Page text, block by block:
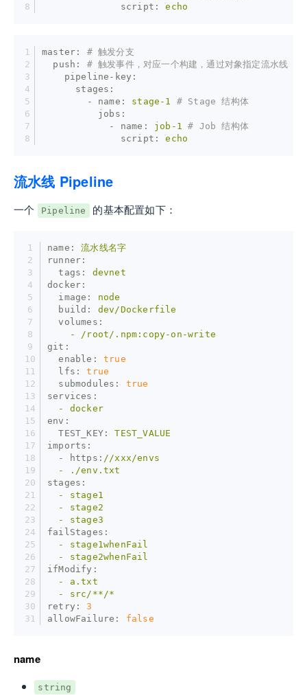
              script:
echo
master:
# 触发分支
  push:
# 触发事件，对应一个构建，通过对象指定流水线
    pipeline-key:
      stages:
        - name:
stage-1
# Stage 结构体
          jobs:
            - name:
job-1
# Job 结构体
              script:
echo
流水线 Pipeline
一个 Pipeline 的基本配置如下：
name:
流水线名字
runner:
  tags:
devnet
docker:
  image:
node
  build:
dev/Dockerfile
  volumes:
    -
/root/.npm:copy-on-write
git:
  enable:
true
  lfs:
true
  submodules:
true
services:
  -
docker
env:
  TEST_KEY:
TEST_VALUE
imports:
  - https:
//xxx/envs
  -
./env.txt
stages:
  -
stage1
  -
stage2
  -
stage3
failStages:
  -
stage1whenFail
  -
stage2whenFail
ifModify:
  -
a.txt
  -
src/**/*
retry:
3
allowFailure:
false
name
string